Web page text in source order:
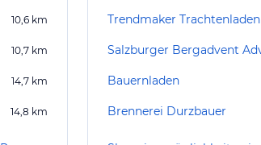
10,6 km
10,7 km
14,7 km
14,8 km
Trendmaker Trachtenladen
Bauernladen
Brennerei Durzbauer